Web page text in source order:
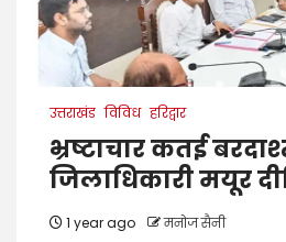
उत्तराखंड विविध हरिद्वार
भ्रष्टाचार कतई
जिलाधिकारी मयूर
1 year ago मनोज सैनी